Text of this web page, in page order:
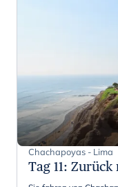
Chachapoyas - Lima
Tag 11: Zurück